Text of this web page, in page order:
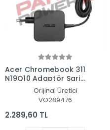
Acer Chromebook 311
N19Q10 Adaptör Şarj
Aleti-CihazıOrijinal Üretici
VO289476
2.289,60 TL